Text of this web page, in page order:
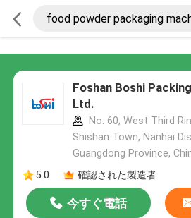
Foshan Boshi
Ltd.
No. 60, West Third
Shishan Town, Nanhai
Guangdong Province,
5.0
確認された製造者
今すぐ電話